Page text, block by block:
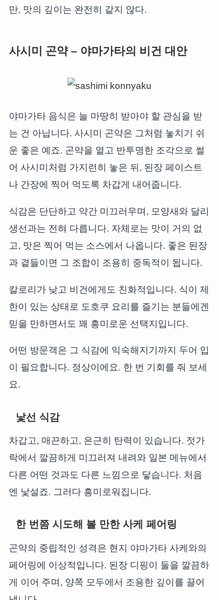
만, 맛의 깊이는 완전히 같지 않다.
사시미 곤약 – 야마가타의 비건 대안
야마가타 음식은 늘 마땅히 받아야 할 관심을 받
는 건 아닙니다. 사시미 곤약은 그처럼 놓치기 쉬
운 좋은 예죠. 곤약을 옅고 반투명한 조각으로 썰
어 사시미처럼 가지런히 놓은 뒤, 된장 페이스트
나 간장에 찍어 먹도록 차갑게 내어줍니다.
식감은 단단하고 약간 미끄러우며, 모양새와 달리
생선과는 전혀 다릅니다. 자체로는 맛이 거의 없
고, 맛은 찍어 먹는 소스에서 나옵니다. 좋은 된장
과 곁들이면 그 조합이 조용히 중독적이 됩니다.
칼로리가 낮고 비건에게도 친화적입니다. 식이 제
한이 있는 상태로 도호쿠 요리를 즐기는 분들에겐
믿을 만하면서도 꽤 흥미로운 선택지입니다.
어떤 방문객은 그 식감에 익숙해지기까지 두어 입
이 필요합니다. 정상이에요. 한 번 기회를 줘 보세
요.
낯선 식감
차갑고, 매끈하고, 은근히 탄력이 있습니다. 젓가
락에서 깔끔하게 미끄러져 내려와 일본 메뉴에서
다른 어떤 것과도 다른 느낌으로 닿습니다. 처음
엔 낯설죠. 그러다 흥미로워집니다.
한 번쯤 시도해 볼 만한 사케 페어링
곤약의 중립적인 성격은 현지 야마가타 사케와의
페어링에 이상적입니다. 된장 디핑이 둘을 깔끔하
게 이어 주며, 양쪽 모두에서 조용한 깊이를 끌어